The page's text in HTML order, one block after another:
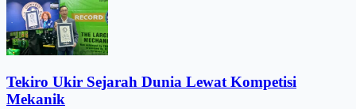
Tekiro Ukir Sejarah Dunia Lewat Kompetisi
Mekanik